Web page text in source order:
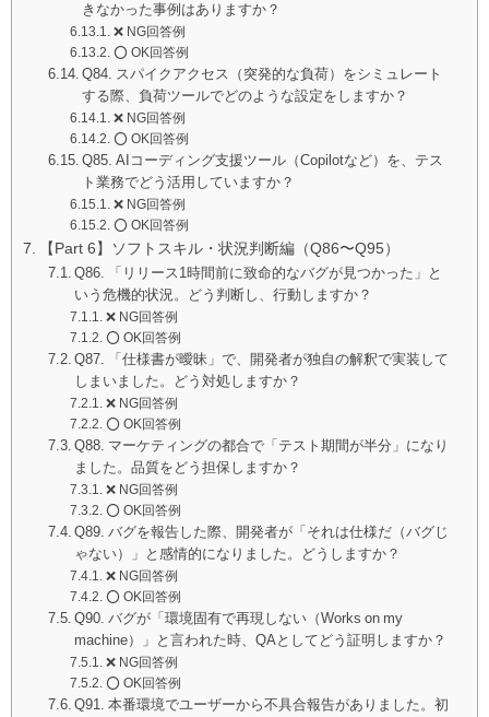
きなかった事例はありますか？
❌ NG回答例
⭕️ OK回答例
Q84. スパイクアクセス（突発的な負荷）をシミュレート
する際、負荷ツールでどのような設定をしますか？
❌ NG回答例
⭕️ OK回答例
Q85. AIコーディング支援ツール（Copilotなど）を、テス
ト業務でどう活用していますか？
❌ NG回答例
⭕️ OK回答例
【Part 6】ソフトスキル・状況判断編（Q86〜Q95）
Q86. 「リリース1時間前に致命的なバグが見つかった」と
いう危機的状況。どう判断し、行動しますか？
❌ NG回答例
⭕️ OK回答例
Q87. 「仕様書が曖昧」で、開発者が独自の解釈で実装して
しまいました。どう対処しますか？
❌ NG回答例
⭕️ OK回答例
Q88. マーケティングの都合で「テスト期間が半分」になり
ました。品質をどう担保しますか？
❌ NG回答例
⭕️ OK回答例
Q89. バグを報告した際、開発者が「それは仕様だ（バグじ
ゃない）」と感情的になりました。どうしますか？
❌ NG回答例
⭕️ OK回答例
Q90. バグが「環境固有で再現しない（Works on my
machine）」と言われた時、QAとしてどう証明しますか？
❌ NG回答例
⭕️ OK回答例
Q91. 本番環境でユーザーから不具合報告がありました。初